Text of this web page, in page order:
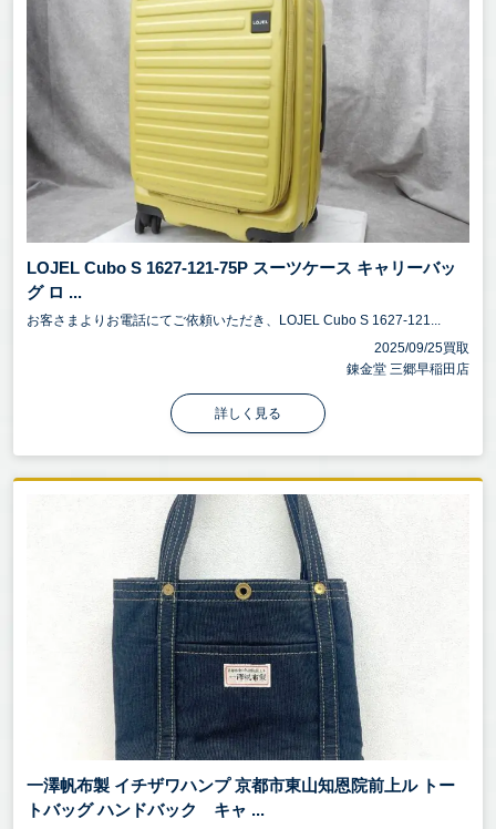
LOJEL Cubo S 1627-121-75P スーツケース キャリーバッ
グ ロ ...
お客さまよりお電話にてご依頼いただき、LOJEL Cubo S 1627-121...
2025/09/25買取
錬金堂 三郷早稲田店
詳しく見る
一澤帆布製 イチザワハンプ 京都市東山知恩院前上ル トー
トバッグ ハンドバック キャ ...